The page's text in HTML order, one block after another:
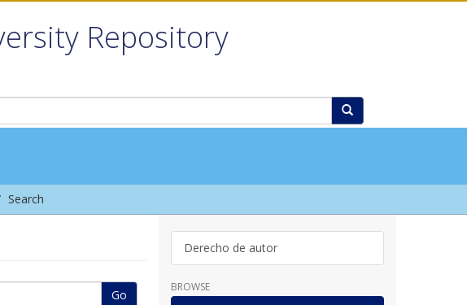
Repository
Search
Go
Derecho de autor
BROWSE